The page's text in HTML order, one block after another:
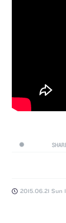
2015.06.21 Sun